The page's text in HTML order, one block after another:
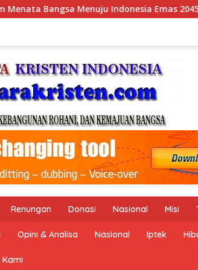
Pemerintah Indonesia dan
Renungan Donasi Nasional Misi
Opini & Analisa Nasional Iptek
Kami